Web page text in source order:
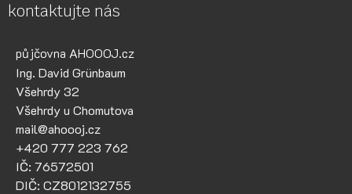
kontaktujte nás
půjčovna AHOOOJ.cz
Ing. David Grünbaum
Všehrdy 32
Všehrdy u Chomutova
mail@ahoooj.cz
+420 777 223 762
IČ: 76572501
DIČ: CZ8012132755